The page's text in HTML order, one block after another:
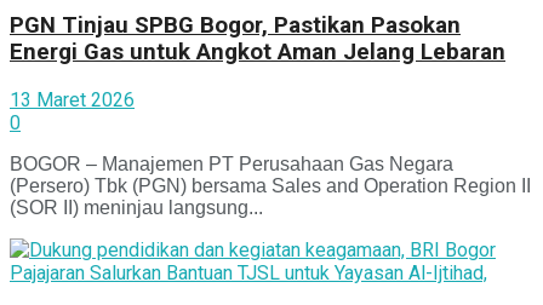
PGN Tinjau SPBG Bogor, Pastikan Pasokan
Energi Gas untuk Angkot Aman Jelang Lebaran
13 Maret 2026
0
BOGOR – Manajemen PT Perusahaan Gas Negara
(Persero) Tbk (PGN) bersama Sales and Operation Region II
(SOR II) meninjau langsung...